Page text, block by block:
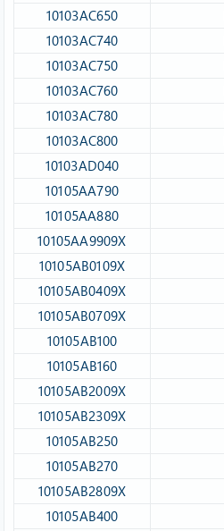
10103AC650​
10103AC740​
10103AC750​
10103AC760​
10103AC780​
10103AC800​
10103AD040​
10105AA790​
10105AA880​
10105AA9909X​
10105AB0109X​
10105AB0409X​
10105AB0709X​
10105AB100​
10105AB160​
10105AB2009X​
10105AB2309X​
10105AB250​
10105AB270​
10105AB2809X​
10105AB400​